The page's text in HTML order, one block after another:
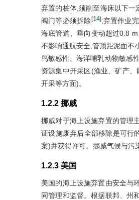
弃置的桩体,须削至海床以下
阀门等必须拆除[14];弃置作业
海底管道、垂向变动超过0.8
不影响通航安全,管顶距泥面不
鸟敏感性、海洋哺乳动物敏感
资源集中开采区(渔业、矿产
开采等方面)。
1.2.2 挪威
挪威对于海上设施弃置的管理
证设施废弃后全部移除是可行
案)并获得许可。挪威气候与污
1.2.3 美国
美国的海上设施弃置由安全与
同管理和监督。根据联邦、州